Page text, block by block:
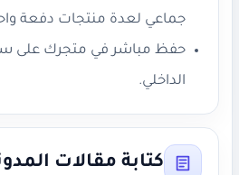
جماعي لعدة منتجات دفعة
حفظ مباشر في متجرك على
الداخلي.
كتابة مقالات